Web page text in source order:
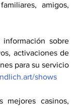
amigos,
sobre
activaciones de
para su servicio
shows
mejores casinos,